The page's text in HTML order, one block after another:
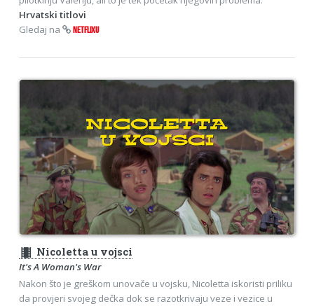
Hrvatski titlovi
Gledaj na
NETFLIXU
theaters Nicoletta u vojsci
It's A Woman's War
Nakon što je greškom unovače u vojsku, Nicoletta iskoristi priliku
da provjeri svojeg dečka dok se razotkrivaju veze i vezice u